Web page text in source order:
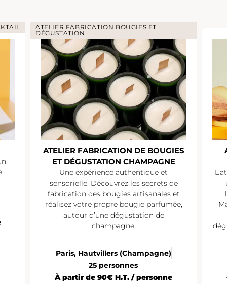
ATELIER FABRICATION BOUGIES ET
DÉGUSTATION
ATELIER FABRICATION DE BOUGIES
ET DÉGUSTATION CHAMPAGNE
Une expérience authentique et
sensorielle. Découvrez les secrets de
fabrication des bougies artisanales et
réalisez votre propre bougie parfumée,
autour d’une dégustation de
champagne.
Paris, Hautvillers (Champagne)
25 personnes
À partir de 90€ H.T. / personne